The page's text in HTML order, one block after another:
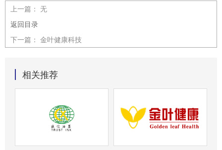
上一篇： 无
返回目录
下一篇： 金叶健康科技
相关推荐